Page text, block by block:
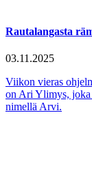
Rautalangasta
03.11.2025
Viikon vieras
on Ari Ylimys, joka
nimellä Arvi.